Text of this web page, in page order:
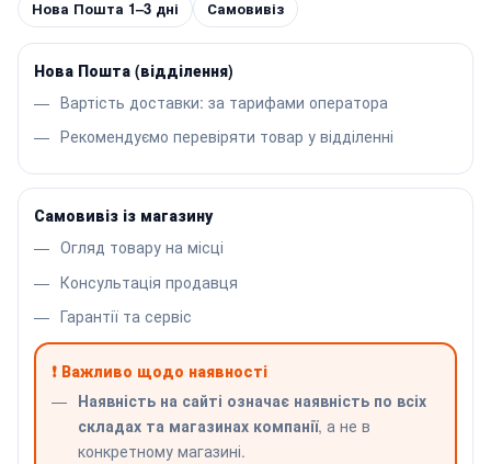
Нова Пошта 1–3 дні Самовивіз
Нова Пошта (відділення)
Вартість доставки: за тарифами оператора
Рекомендуємо перевіряти товар у відділенні
Самовивіз із магазину
Огляд товару на місці
Консультація продавця
Гарантії та сервіс
❗ Важливо щодо наявності
Наявність на сайті означає наявність по всіх
складах та магазинах компанії, а не в
конкретному магазині.